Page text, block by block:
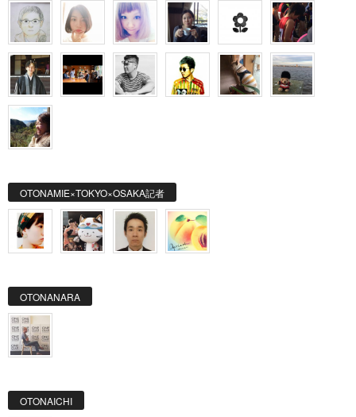
OTONAMIE×TOKYO×OSAKA記者
OTONANARA
OTONAICHI